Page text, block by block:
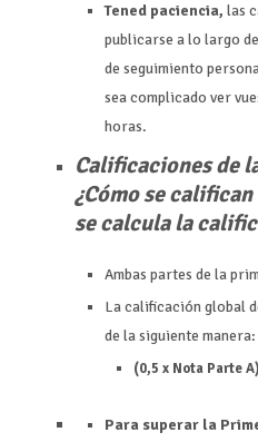
Tened paciencia, las
publicarse a lo largo
de seguimiento
sea complicado ver
horas.
Calificaciones de
¿Cómo se
se calcula la
Ambas partes de la
La calificación global
de la siguiente manera:
(0,5 x Nota Parte
Para superar la